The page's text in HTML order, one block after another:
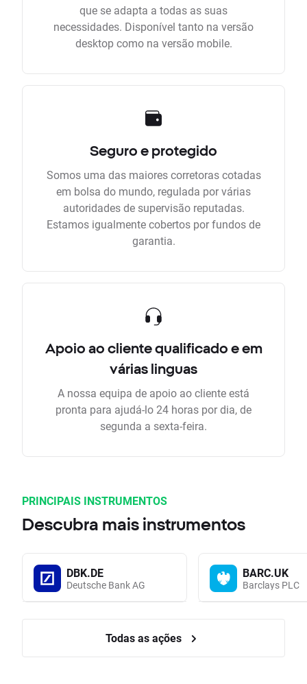
que se adapta a todas as suas
necessidades. Disponível tanto na versão
desktop como na versão mobile.
Seguro e protegido
Somos uma das maiores corretoras cotadas
em bolsa do mundo, regulada por várias
autoridades de supervisão reputadas.
Estamos igualmente cobertos por fundos de
garantia.
Apoio ao cliente qualificado e em
várias linguas
A nossa equipa de apoio ao cliente está
pronta para ajudá-lo 24 horas por dia, de
segunda a sexta-feira.
PRINCIPAIS INSTRUMENTOS
Descubra mais instrumentos
DBK.DE
Deutsche Bank AG
BARC.UK
Barclays PLC
Todas as ações